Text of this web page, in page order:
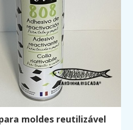
moldes reutilizável